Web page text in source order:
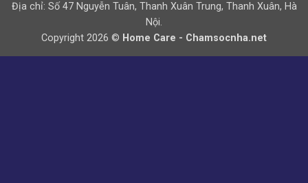
Địa chỉ: Số 47 Nguyễn Tuân, Thanh Xuân Trung, Thanh Xuân, Hà
Nội.
Copyright 2026 © Home Care - Chamsocnha.net